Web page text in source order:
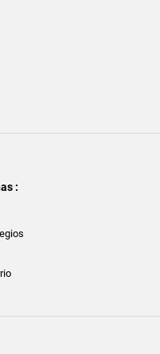
: